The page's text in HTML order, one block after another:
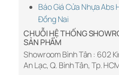
Báo Giá Cửa Nhựa Abs
Đồng Nai
CHUỖI HỆ THỐNG
SẢN PHẨM
Showroom Bình Tân : 602
An Lạc, Q. Bình Tân, Tp.